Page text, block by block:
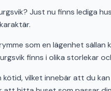
Just nu finns lediga
som en lägenhet sällan
finns i olika storlekar
vilket innebär att du